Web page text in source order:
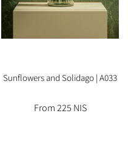
Sunflowers and Solidago | A033
From 225 NIS